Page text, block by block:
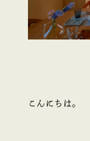
こんにちは。